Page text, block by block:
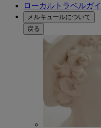
ローカルトラベルガ
メルキュールについて
戻る